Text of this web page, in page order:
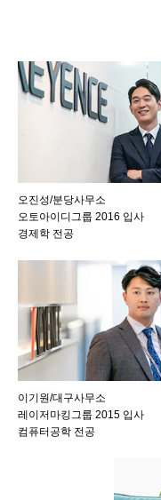
오진성/분당사무소
오토아이디그룹 2016 입사
경제학 전공
이기원/대구사무소
레이저마킹그룹 2015 입사
컴퓨터공학 전공